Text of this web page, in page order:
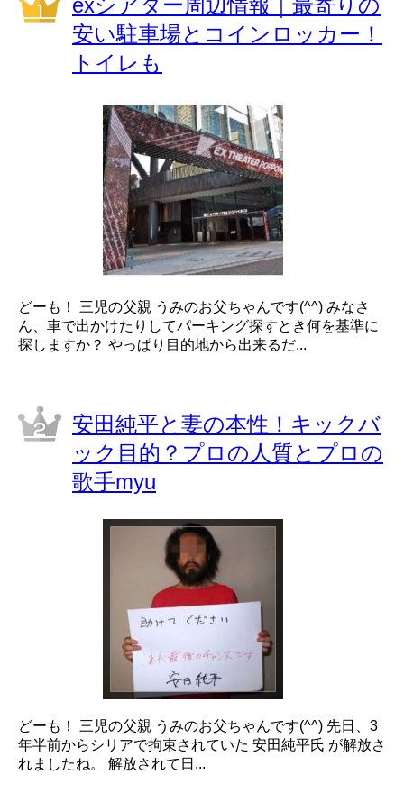
exシアター周辺情報｜最寄りの
安い駐車場とコインロッカー！
トイレも
どーも！ 三児の父親 うみのお父ちゃんです(^^) みなさ
ん、車で出かけたりしてパーキング探すとき何を基準に
探しますか？ やっぱり目的地から出来るだ...
安田純平と妻の本性！キックバ
ック目的？プロの人質とプロの
歌手myu
どーも！ 三児の父親 うみのお父ちゃんです(^^) 先日、3
年半前からシリアで拘束されていた 安田純平氏 が解放さ
れましたね。 解放されて日...